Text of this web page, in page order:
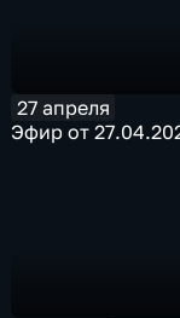
27 апреля
Эфир от